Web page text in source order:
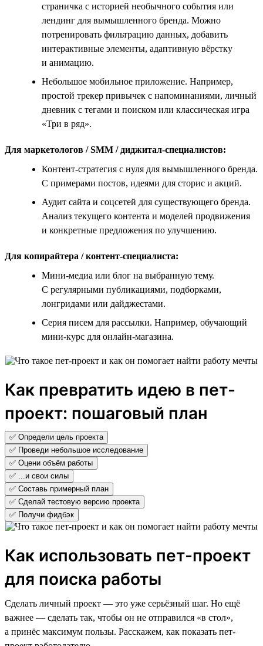
страничка с историей необычного события или
лендинг для вымышленного бренда. Можно
потренировать фильтрацию данных, добавить
интерактивные элементы, адаптивную вёрстку
и анимацию.
Небольшое мобильное приложение. Например,
простой трекер привычек с напоминаниями, личный
дневник с тегами и поиском или классическая игра
«Три в ряд».
Для маркетологов / SMM / диджитал-специалистов:
Контент-стратегия с нуля для вымышленного бренда.
С примерами постов, идеями для сторис и акций.
Аудит сайта и соцсетей для существующего бренда.
Анализ текущего контента и моделей продвижения
и конкретные предложения по улучшению.
Для копирайтера / контент-специалиста:
Мини-медиа или блог на выбранную тему.
С регулярными публикациями, подборками,
лонгридами или дайджестами.
Серия писем для рассылки. Например, обучающий
мини-курс для онлайн-магазина.
Как превратить идею в пет-
проект: пошаговый план
✅ Определи цель проекта
✅ Проведи небольшое исследование
✅ Оцени объём работы
✅ ...и свои силы
✅ Составь примерный план
✅ Сделай тестовую версию проекта
✅ Получи фидбэк
Как использовать пет-проект
для поиска работы
Сделать личный проект — это уже серьёзный шаг. Но ещё
важнее — сделать так, чтобы он не отправился «в стол»,
а принёс максимум пользы. Расскажем, как показать пет-